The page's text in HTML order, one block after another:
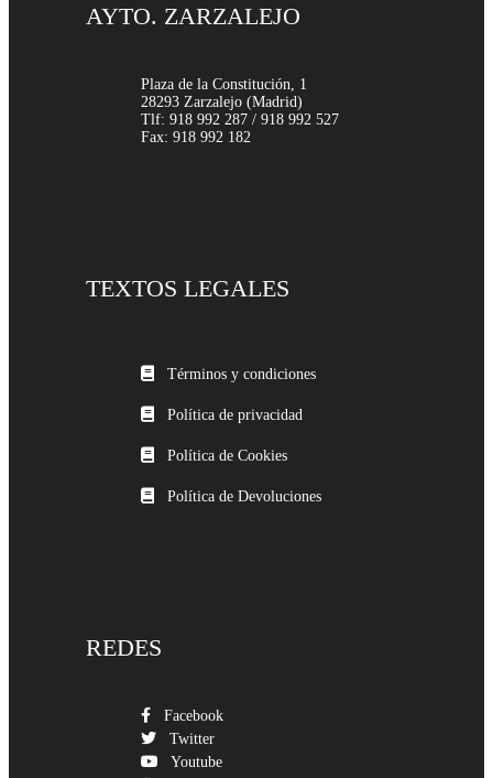
AYTO. ZARZALEJO
Plaza de la Constitución, 1
28293 Zarzalejo (Madrid)
Tlf: 918 992 287 / 918 992 527
Fax: 918 992 182
TEXTOS LEGALES
Términos y condiciones
Política de privacidad
Política de Cookies
Política de Devoluciones
REDES
Facebook
Twitter
Youtube